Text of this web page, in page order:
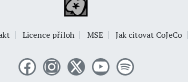
Licence příloh MSE Jak citovat CoJeCo